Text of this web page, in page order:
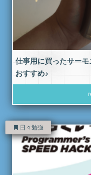
仕事用に買ったサー
おすすめ♪
日々勉強